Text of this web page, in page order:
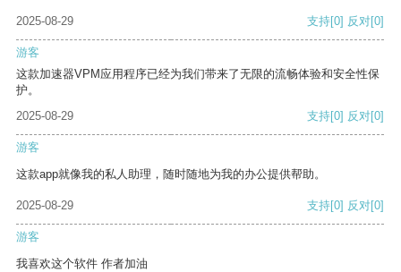
2025-08-29 支持[0] 反对[0]
游客
这款加速器VPM应用程序已经为我们带来了无限的流畅体验和安全性保
护。
2025-08-29
支持[0] 反对[0]
游客
这款app就像我的私人助理，随时随地为我的办公提供帮助。
2025-08-29 支持[0] 反对[0]
游客
我喜欢这个软件 作者加油